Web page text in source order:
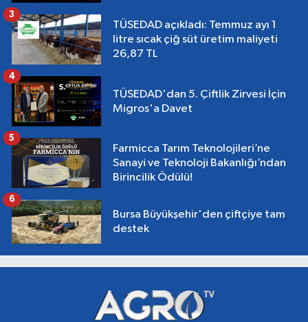
TÜSEDAD açıkladı: Temmuz ayı 1
litre sıcak çiğ süt üretim maliyeti
26,87 TL
3
TÜSEDAD'dan 5. Çiftlik Zirvesi İçin
Migros'a Davet
4
Farmicca Tarım Teknolojileri’ne
Sanayi ve Teknoloji Bakanlığı’ndan
Birincilik Ödülü!
5
Bursa Büyükşehir'den çiftçiye tam
destek
6